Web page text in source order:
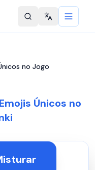
Change
no Jogo
Únicos no